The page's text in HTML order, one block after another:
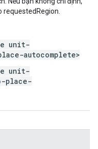
requestedRegion.
unit-
autocomplete>
unit-
place-